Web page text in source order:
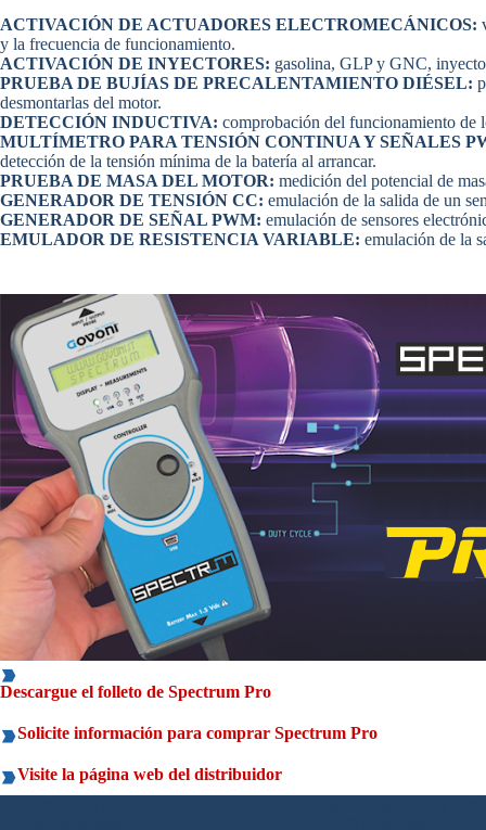
ACTIVACIÓN DE ACTUADORES ELECTROMECÁNICOS:
y la frecuencia de funcionamiento.
ACTIVACIÓN DE INYECTORES: gasolina, GLP y GNC,
PRUEBA DE BUJÍAS DE PRECALENTAMIENTO DIÉSEL:
desmontarlas del motor.
DETECCIÓN INDUCTIVA: comprobación del funcionamiento de
MULTÍMETRO PARA TENSIÓN CONTINUA Y SEÑALES
detección de la tensión mínima de la batería al arrancar.
PRUEBA DE MASA DEL MOTOR: medición del potencial de
GENERADOR DE TENSIÓN CC: emulación de la salida de un
GENERADOR DE SEÑAL PWM: emulación de sensores
EMULADOR DE RESISTENCIA VARIABLE: emulación de la
Descargue el folleto de Spectrum Pro
Solicite información para comprar Spectrum Pro
Visite la página web del distribuidor